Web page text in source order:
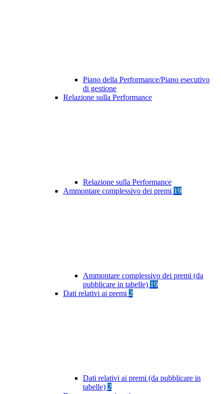
Piano della Performance/Piano esecutivo
di gestione
Relazione sulla Performance
Relazione sulla Performance
Ammontare complessivo dei premi 19
Ammontare complessivo dei premi (da
pubblicare in tabelle) 19
Dati relativi ai premi 2
Dati relativi ai premi (da pubblicare in
tabelle) 2